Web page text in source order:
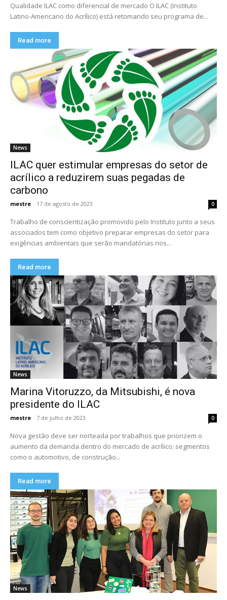
Qualidade ILAC como diferencial de mercado O ILAC (Instituto
Latino-Americano do Acrílico) está retomando seu programa de...
Read more
News
ILAC quer estimular empresas do setor de
acrílico a reduzirem suas pegadas de
carbono
mestre - 17 de agosto de 2023 0
Trabalho de conscientização promovido pelo Instituto junto a seus
associados tem como objetivo preparar empresas do setor para
exigências ambientais que serão mandatórias nos...
Read more
News
Marina Vitoruzzo, da Mitsubishi, é nova
presidente do ILAC
mestre - 7 de julho de 2023 0
Nova gestão deve ser norteada por trabalhos que priorizem o
aumento da demanda dentro do mercado de acrílico; segmentos
como o automotivo, de construção...
Read more
News